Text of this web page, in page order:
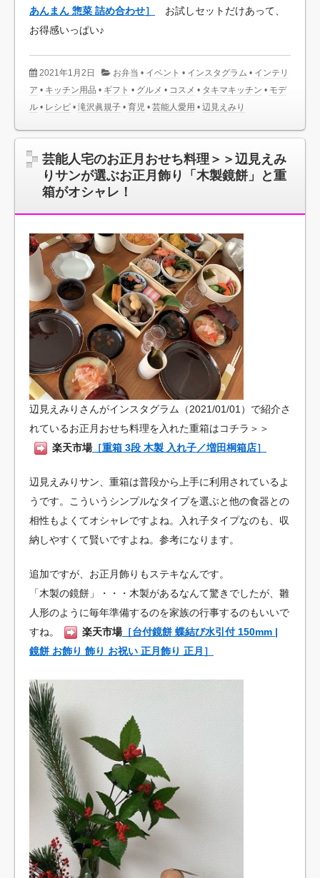
あんまん 惣菜 詰め合わせ］
お試しセットだけあって、
お得感いっぱい♪
2021年1月2日 お弁当 • イベント • インスタグラム • インテリ
ア • キッチン用品 • ギフト • グルメ • コスメ • タキマキッチン • モデ
ル • レシピ • 滝沢眞規子 • 育児 • 芸能人愛用 • 辺見えみり
芸能人宅のお正月おせち料理＞＞辺見えみ
りサンが選ぶお正月飾り「木製鏡餅」と重
箱がオシャレ！
辺見えみりさんがインスタグラム（2021/01/01）で紹介さ
れているお正月おせち料理を入れた重箱はコチラ＞＞
楽天市場［重箱 3段 木製 入れ子／増田桐箱店］
辺見えみりサン、重箱は普段から上手に利用されているよ
うです。こういうシンプルなタイプを選ぶと他の食器との
相性もよくてオシャレですよね。入れ子タイプなのも、収
納しやすくて賢いですよね。参考になります。
追加ですが、お正月飾りもステキなんです。
「木製の鏡餅」・・・木製があるなんて驚きでしたが、雛
人形のように毎年準備するのを家族の行事するのもいいで
すね。
楽天市場［台付鏡餅 蝶結び水引付 150mm |
鏡餅 お飾り 飾り お祝い 正月飾り 正月］